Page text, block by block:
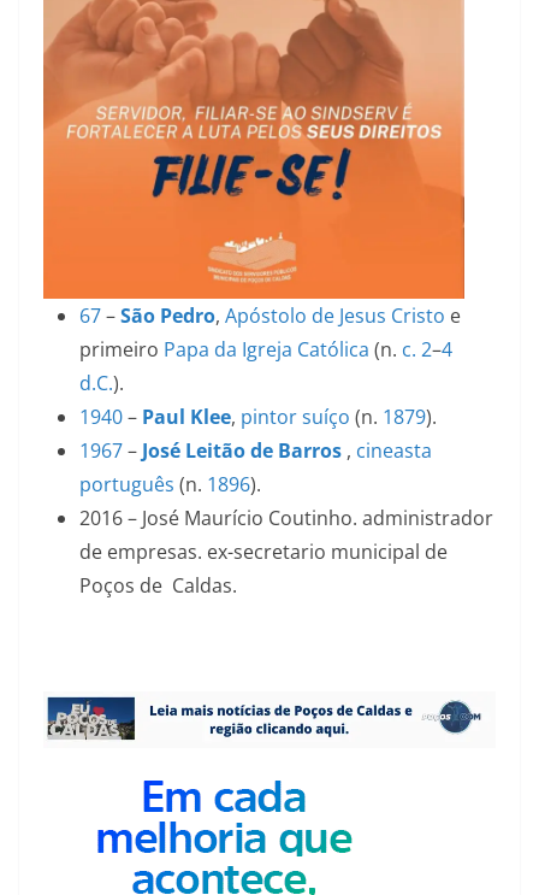
67–São Pedro, Apóstolo de Jesus Cristo e
primeiro Papa da Igreja Católica (n. c. 2–4
d.C.).
1940– Paul Klee, pintorsuíço (n. 1879).
1967– José Leitão de Barros , cineasta
português (n. 1896).
2016 – José Maurício Coutinho. administrador
de empresas. ex-secretario municipal de
Poços de Caldas.